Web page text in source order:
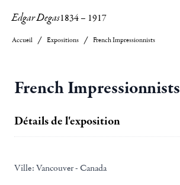
Edgar Degas1834– 1917
Accueil Expositions French Impressionnists
French Impressionnists
Détails de l'exposition
Ville: Vancouver - Canada